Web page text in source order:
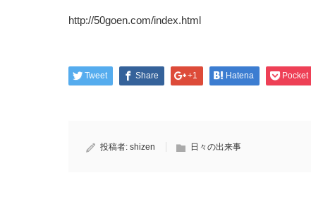
http://50goen.com/index.html
Tweet Share +1 Hatena Pocket
投稿者: shizen 日々の出来事